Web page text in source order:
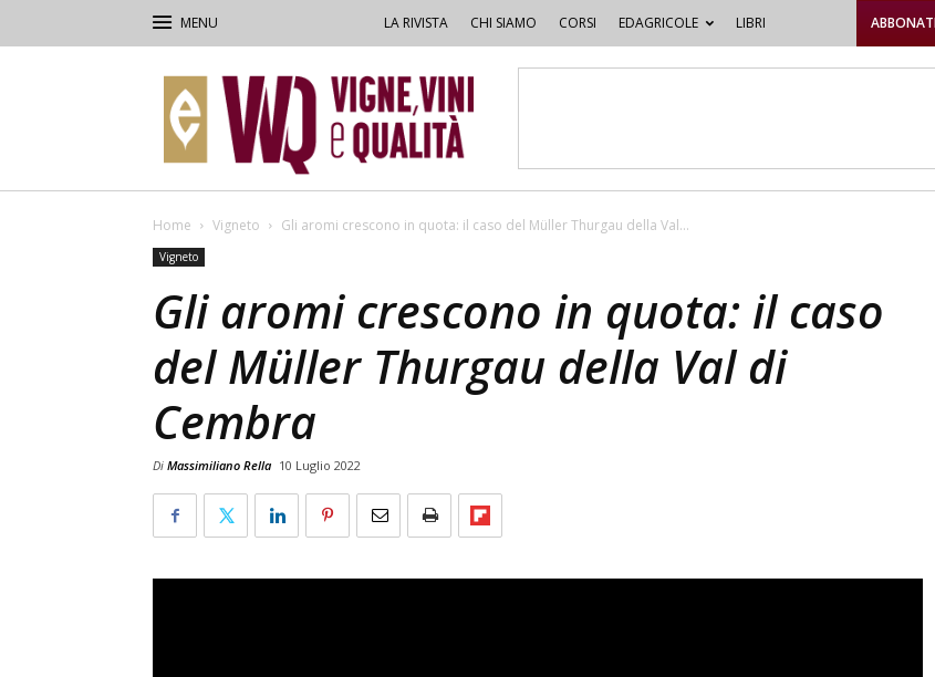
LA RIVISTA CHI SIAMO CORSI EDAGRICOLE LIBRI
–
Vigne,
Vini
&
Home Vigneto Gli aromi crescono in quota: il caso del Müller Thurgau della Val...
Vigneto
Gli aromi crescono in quota: il caso
del Müller Thurgau della Val di
Cembra
Di Massimiliano Rella 10 Luglio 2022